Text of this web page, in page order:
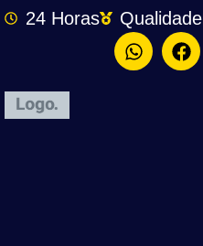
24 Horas Qualidade